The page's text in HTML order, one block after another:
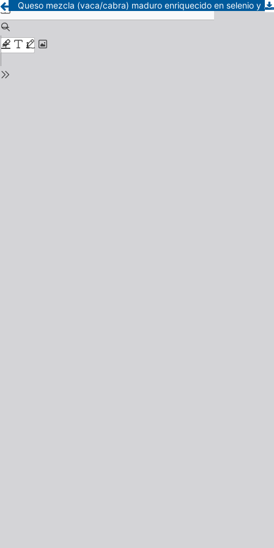
Queso mezcla (vaca/cabra) maduro enriquecido en selenio y yodo a través de la alimentación de los animales.